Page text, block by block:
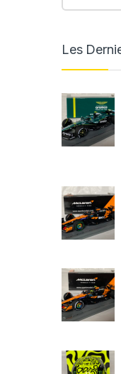
Les